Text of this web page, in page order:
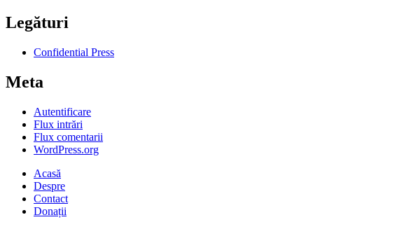
Legături
Confidential Press
Meta
Autentificare
Flux intrări
Flux comentarii
WordPress.org
Acasă
Despre
Contact
Donații